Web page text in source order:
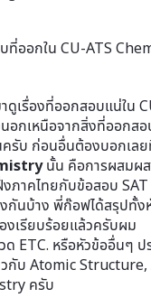
รื่องที่ออกสอบแน่ใน
กเหนือจากสิ่งที่ออกสอ
รับ ก่อนอื่นต้องบอกเลย
นั้น คือการผสมผส
ภาคไทยกับข้อสอบ
กันบ้าง พี่ก๊อฟได้สรุปทั้ง
งเรียบร้อยแล้วครับผม
หรือหัวข้ออื่นๆ ป
วกับ Atomic Structure,
ครับ